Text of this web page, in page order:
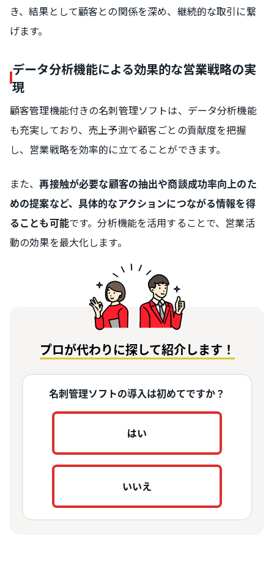
き、結果として顧客との関係を深め、継続的な取引に繋
げます。
データ分析機能による効果的な営業戦略の実
現
顧客管理機能付きの名刺管理ソフトは、データ分析機能
も充実しており、売上予測や顧客ごとの貢献度を把握
し、営業戦略を効率的に立てることができます。
また、再接触が必要な顧客の抽出や商談成功率向上のた
めの提案など、具体的なアクションにつながる情報を得
ることも可能です。分析機能を活用することで、営業活
動の効果を最大化します。
プロが代わりに探して紹介します！
名刺管理ソフトの導入は初めてですか？
はい
いいえ